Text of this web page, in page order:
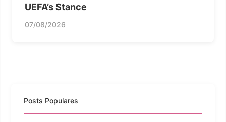
UEFA’s Stance
07/08/2026
Posts Populares